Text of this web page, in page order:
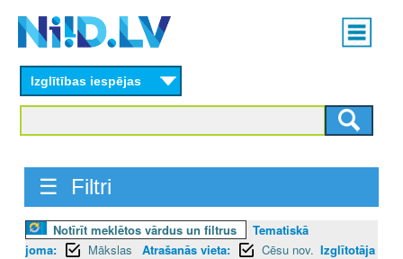
content
Main
menu
Izglītības iespējas
☰ Filtri
Notīrīt meklētos vārdus un filtrus
Tematiskā
joma:
Mākslas Atrašanās vieta: Cēsu nov. Izglītotāja